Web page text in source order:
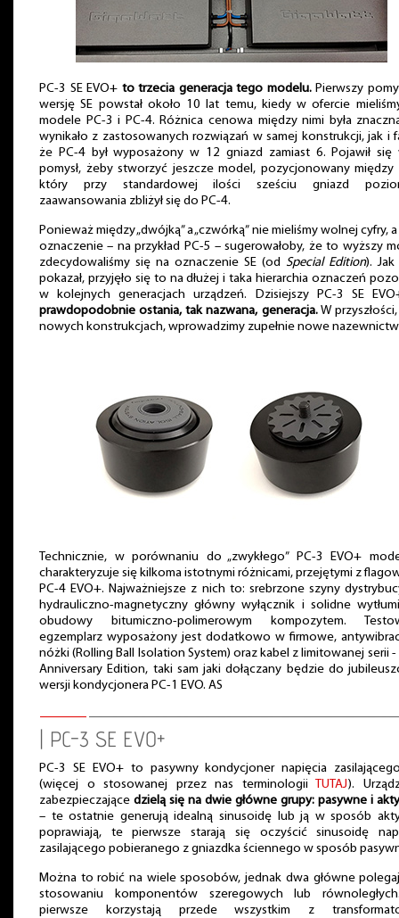
PC-3 SE EVO+ to trzecia generacja tego modelu.Pierwszy
wersję SE powstał około 10 lat temu, kiedy w ofercie
modele PC-3 i PC-4. Różnica cenowa między nimi była
wynikało z zastosowanych rozwiązań w samej konstrukcji, jak i
że PC-4 był wyposażony w 12 gniazd zamiast 6. Pojawił się
pomysł, żeby stworzyć jeszcze model, pozycjonowany między
który przy standardowej ilości sześciu gniazd
zaawansowania zbliżył się do PC-4.
Ponieważ między „dwójką” a „czwórką” nie mieliśmy wolnej cyfry,
oznaczenie – na przykład PC-5 – sugerowałoby, że to wyższy
zdecydowaliśmy się na oznaczenie SE (od Special Edition). Jak
pokazał, przyjęło się to na dłużej i taka hierarchia oznaczeń
w kolejnych generacjach urządzeń. Dzisiejszy PC-3 SE
prawdopodobnie ostania, tak nazwana, generacja.W
nowych konstrukcjach, wprowadzimy zupełnie nowe
Technicznie, w porównaniu do „zwykłego” PC-3 EVO+
charakteryzuje się kilkoma istotnymi różnicami, przejętymi z
PC-4 EVO+. Najważniejsze z nich to: srebrzone szyny
hydrauliczno-magnetyczny główny wyłącznik i solidne
obudowy bitumiczno-polimerowym kompozytem.
egzemplarz wyposażony jest dodatkowo w firmowe,
nóżki (Rolling Ball Isolation System) oraz kabel z limitowanej serii -
Anniversary Edition, taki sam jaki dołączany będzie do
wersji kondycjonera PC-1 EVO. AS
| PC-3 SE EVO+
PC-3 SE EVO+ to pasywny kondycjoner napięcia
(więcej o stosowanej przez nas terminologii
TUTAJ).
zabezpieczające dzielą się na dwie główne grupy: pasywne i
– te ostatnie generują idealną sinusoidę lub ją w sposób
poprawiają, te pierwsze starają się oczyścić sinusoidę
zasilającego pobieranego z gniazdka ściennego w sposób
Można to robić na wiele sposobów, jednak dwa główne
stosowaniu komponentów szeregowych lub
pierwsze korzystają przede wszystkim z